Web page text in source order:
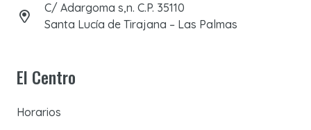
C/ Adargoma s,n. C.P. 35110
Santa Lucía de Tirajana – Las Palmas
El Centro
Horarios